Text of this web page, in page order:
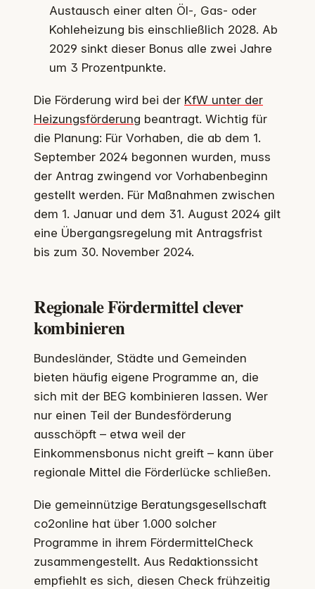
Austausch einer alten Öl-, Gas- oder
Kohleheizung bis einschließlich 2028. Ab
2029 sinkt dieser Bonus alle zwei Jahre
um 3 Prozentpunkte.
Die Förderung wird bei der KfW unter der
Heizungsförderung beantragt. Wichtig für
die Planung: Für Vorhaben, die ab dem 1.
September 2024 begonnen wurden, muss
der Antrag zwingend vor Vorhabenbeginn
gestellt werden. Für Maßnahmen zwischen
dem 1. Januar und dem 31. August 2024 gilt
eine Übergangsregelung mit Antragsfrist
bis zum 30. November 2024.
Regionale Fördermittel clever
kombinieren
Bundesländer, Städte und Gemeinden
bieten häufig eigene Programme an, die
sich mit der BEG kombinieren lassen. Wer
nur einen Teil der Bundesförderung
ausschöpft – etwa weil der
Einkommensbonus nicht greift – kann über
regionale Mittel die Förderlücke schließen.
Die gemeinnützige Beratungsgesellschaft
co2online hat über 1.000 solcher
Programme in ihrem FördermittelCheck
zusammengestellt. Aus Redaktionssicht
empfiehlt es sich, diesen Check frühzeitig